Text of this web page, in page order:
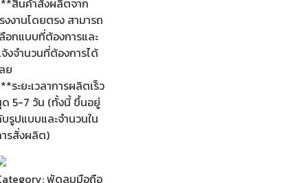
สินค้าสั่งผลิตจาก
งงานโดยตรง สามารถ
อกแบบที่ต้องการและ
งจำนวนที่ต้องการได้
ย
ระยะเวลาการผลิตเร็ว
5-7 วัน (ทั้งนี้ ขึ้นอยู่
รูปแบบและจำนวนใน
รสั่งผลิต)
พัดลมมือถือ